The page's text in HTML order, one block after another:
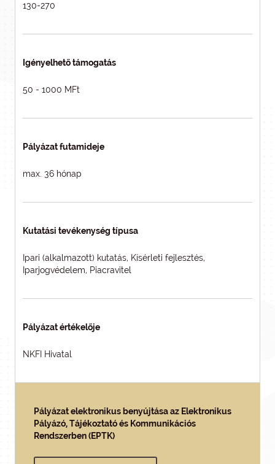
130-270
Igényelhető támogatás
50 - 1000 MFt
Pályázat futamideje
max. 36 hónap
Kutatási tevékenység típusa
Ipari (alkalmazott) kutatás, Kísérleti fejlesztés,
Iparjogvédelem, Piacravitel
Pályázat értékelője
NKFI Hivatal
Pályázat elektronikus benyújtása az Elektronikus
Pályázó, Tájékoztató és Kommunikációs
Rendszerben (EPTK)